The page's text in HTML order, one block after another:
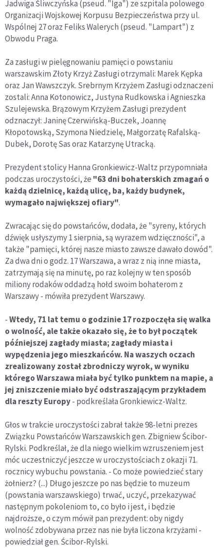
Jadwiga Śliwczyńska (pseud. "Iga") ze szpitala polowego
Organizacji Wojskowej Korpusu Bezpieczeństwa przy ul.
Wspólnej 27 oraz Feliks Walerych (pseud. "Lampart") z
Obwodu Praga.
Za zasługi w pielęgnowaniu pamięci o powstaniu
warszawskim Złoty Krzyż Zasługi otrzymali: Marek Kępka
oraz Jan Wawszczyk. Srebrnym Krzyżem Zasługi odznaczeni
zostali: Anna Kotonowicz, Justyna Rudkowska i Agnieszka
Szulejewska. Brązowym Krzyżem Zasługi prezydent
odznaczył: Janinę Czerwińską-Buczek, Joannę
Kłopotowską, Szymona Niedzielę, Małgorzatę Rafalską-
Dubek, Dorotę Sas oraz Katarzynę Utracką.
Prezydent stolicy Hanna Gronkiewicz-Waltz przypomniała
podczas uroczystości, że "63 dni bohaterskich zmagań o
każdą dzielnicę, każdą ulicę, ba, każdy budynek,
wymagało największej ofiary".
Zwracając się do powstańców, dodała, że "syreny, których
dźwięk usłyszymy 1 sierpnia, są wyrazem wdzięczności", a
także "pamięci, której nasze miasto zawsze dawało dowód".
Za dwa dni o godz. 17 Warszawa, a wraz z nią inne miasta,
zatrzymają się na minutę, po raz kolejny w ten sposób
miliony rodaków oddadzą hołd swoim bohaterom z
Warszawy - mówiła prezydent Warszawy.
-Wtedy, 71 lat temu o godzinie 17 rozpoczęła się walka
o wolność, ale także okazało się, że to był początek
późniejszej zagłady miasta; zagłady miasta i
wypędzenia jego mieszkańców. Na waszych oczach
zrealizowany został zbrodniczy wyrok, w wyniku
którego Warszawa miała być tylko punktem na mapie, a
jej zniszczenie miało być odstraszającym przykładem
dla reszty Europy- podkreślała Gronkiewicz-Waltz.
Głos w trakcie uroczystości zabrał także 98-letni prezes
Związku Powstańców Warszawskich gen. Zbigniew Ścibor-
Rylski. Podkreślał, że dla niego wielkim wzruszeniem jest
móc uczestniczyć jeszcze w uroczystościach z okazji 71.
rocznicy wybuchu powstania. - Co może powiedzieć stary
żołnierz? (...) Długo jeszcze po nas będzie to muzeum
(powstania warszawskiego) trwać, uczyć, przekazywać
następnym pokoleniom to, co było i jest, i będzie
najdroższe, o czym mówił pan prezydent: oby nigdy
wolność zdobywana przez nas nie była liczona krzyżami -
powiedział gen. Ścibor-Rylski.